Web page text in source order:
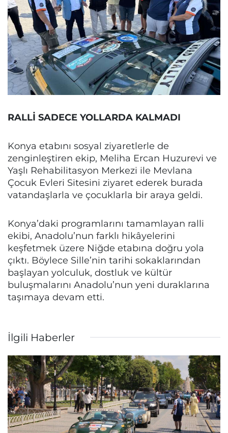
RALLİ SADECE YOLLARDA KALMADI
Konya etabını sosyal ziyaretlerle de
zenginleştiren ekip, Meliha Ercan Huzurevi ve
Yaşlı Rehabilitasyon Merkezi ile Mevlana
Çocuk Evleri Sitesini ziyaret ederek burada
vatandaşlarla ve çocuklarla bir araya geldi.
Konya’daki programlarını tamamlayan ralli
ekibi, Anadolu’nun farklı hikâyelerini
keşfetmek üzere Niğde etabına doğru yola
çıktı. Böylece Sille’nin tarihi sokaklarından
başlayan yolculuk, dostluk ve kültür
buluşmalarını Anadolu’nun yeni duraklarına
taşımaya devam etti.
İlgili Haberler